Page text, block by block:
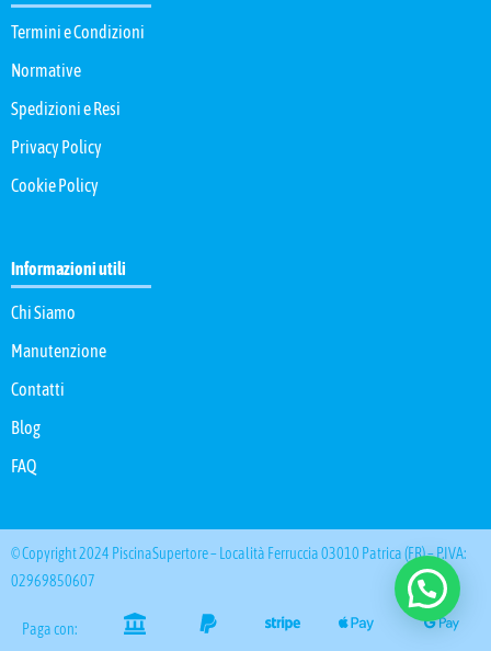
Termini e Condizioni
Normative
Spedizioni e Resi
Privacy Policy
Cookie Policy
Informazioni utili
Chi Siamo
Manutenzione
Contatti
Blog
FAQ
© Copyright 2024 PiscinaSupertore – Località Ferruccia 03010 Patrica (FR) – P.IVA:
02969850607
Paga con: